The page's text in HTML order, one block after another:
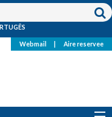
Webmail Aire reservee